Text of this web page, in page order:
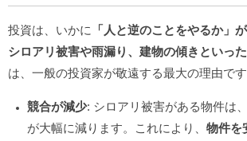
投資は、いかに 「人と逆のことをやるか」
シロアリ被害や雨漏り、建物の傾きといっ
は、一般の投資家が敬遠する最大の理由です
競合が減少: シロアリ被害がある物件は
が大幅に減ります。これにより、 物件を